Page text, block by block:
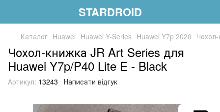
STARDROID
Каталог Huawei Huawei Y-Series Huawei Y7p 2020
Чохол-книжка JR Art Series для
Huawei Y7p/P40 Lite E - Black
Артикул: 13243 Написати відгук